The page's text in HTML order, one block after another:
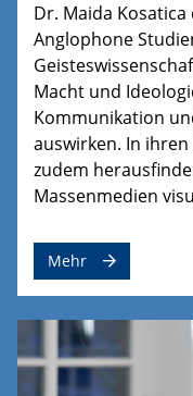
Dr. Maida
Anglophone
Macht und
Kommunikation
auswirken. In
zudem
Massenmedien
Mehr